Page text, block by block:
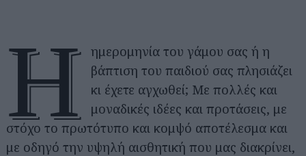
Η
ημερομηνία του γάμου σας ή η
βάπτιση του παιδιού σας πλησιάζει
κι έχετε αγχωθεί; Με πολλές και
μοναδικές ιδέες και προτάσεις, με
στόχο το πρωτότυπο και κομψό αποτέλεσμα και
με οδηγό την υψηλή αισθητική που μας διακρίνει,